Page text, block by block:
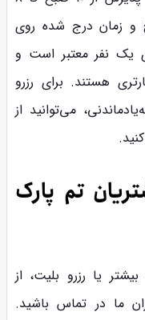
و زمان درج شده روی
یک نفر معتبر است و
هستند. برای رزرو
می‌توانید از
تم پارک
یا رزرو بلیت، از
با همکاران ما در تماس باشید.